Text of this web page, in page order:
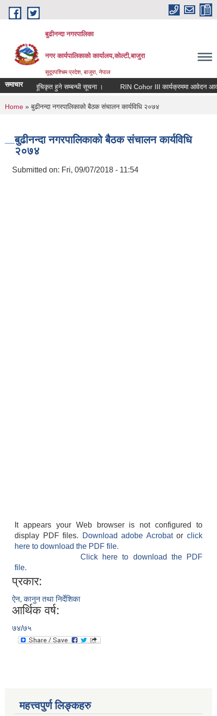
Skip to main content
बुढीनन्दा नगरपालिका
नगर कार्यपालिकाकाे कार्यालय,काेल्टी,बाजुरा
सुदूरपश्चिम प्रदेश, बाजुरा, नेपाल
समाचारकर्ता सूचिकृत हुने सम्बन्धी सूचना । RIN Cohor III कार्यक्रममा आवेदन
You are here
Home » बुढीनन्दा नगरपालिकाको बैठक संचालन कार्यविधि २०७४
बुढीनन्दा नगरपालिकाको बैठक संचालन कार्यविधि
२०७४
Submitted on: Fri, 09/07/2018 - 11:54
It appears your Web browser is not configured to
display PDF files.
Download adobe Acrobatorclick
here to download the PDF file.
Click here to download the PDF
file.
प्रकार:
ऐन, कानुन तथा निर्देशिका
आर्थिक वर्ष:
७४/७५
महत्त्वपुर्ण लिङ्कहरु